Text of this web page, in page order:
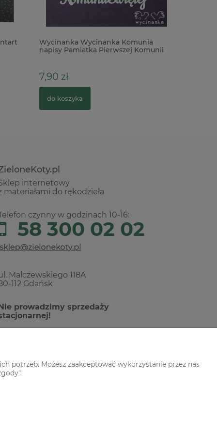
Wycinanka Wycinanka Komunia
napisy Pamiatka Pierwszej Komunii
7,90 zł
do koszyka
internetowy
materiałami do rękodzieła
czynny w godzinach 10-16:
58 300 02 02
Malczewskiego 118A
112 Gdańsk
prowadzimy sprzedaży
potrzeb. Możesz zaakceptować wykorzystanie przez nas